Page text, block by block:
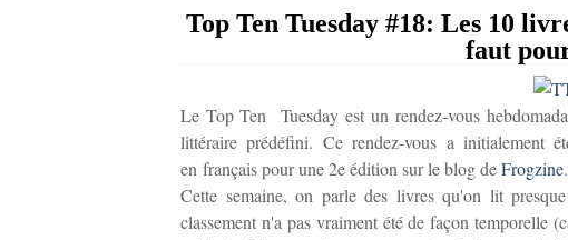
Top Ten Tuesday #18: Les 10
faut
Le Top Ten Tuesday est un rendez-vous
littéraire prédéfini. Ce rendez-vous a initialement
en français pour une 2e édition sur le blog deFrogzine.
Cette semaine, on parle des livres qu'on lit
classement n'a pas vraiment été de façon temporelle